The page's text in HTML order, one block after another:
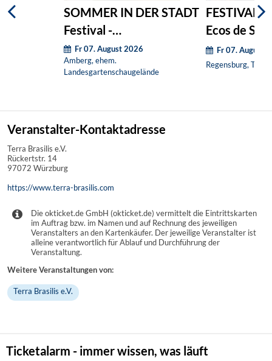
SOMMER IN DER STADT
Festival -
Wochenendticket
Fr 07. August 2026
Amberg, ehem.
Landesgartenschaugelände
FESTIVAL
Ecos de
Fr 07. August
Regensburg,
Veranstalter-Kontaktadresse
Terra Brasilis e.V.
Rückertstr. 14
97072 Würzburg
https://www.terra-brasilis.com
Die okticket.de GmbH (okticket.de) vermittelt die Eintrittskarten
im Auftrag bzw. im Namen und auf Rechnung des jeweiligen
Veranstalters an den Kartenkäufer. Der jeweilige Veranstalter ist
alleine verantwortlich für Ablauf und Durchführung der
Veranstaltung.
Weitere Veranstaltungen von:
Terra Brasilis e.V.
Ticketalarm - immer wissen, was läuft